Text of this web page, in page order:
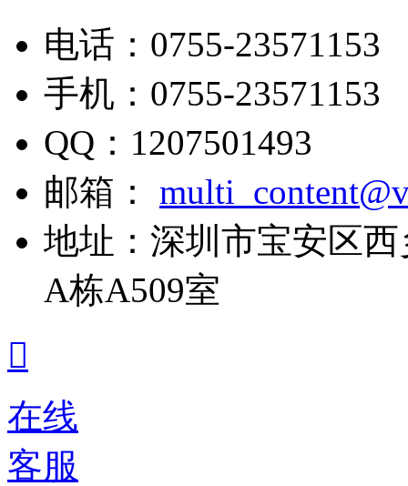
电话： 0755-23571153
手机： 0755-23571153
QQ： 1207501493
邮箱：
地址： 深圳市宝安区
A栋A509室

在线
客服